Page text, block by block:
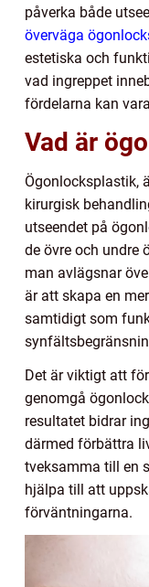
påverka både
överväga
estetiska och
vad ingreppet
fördelarna kan
Vad är
Ögonlocksplastik,
kirurgisk
utseendet på
de övre och undre
man avlägsnar
är att skapa en
samtidigt som
Det är viktigt att
genomgå
resultatet bidrar
därmed förbättra
tveksamma till en
hjälpa till att
förväntningarna.